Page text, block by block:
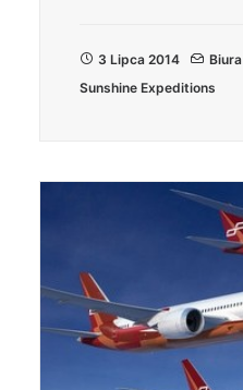
3 Lipca 2014 Biura
Sunshine Expeditions